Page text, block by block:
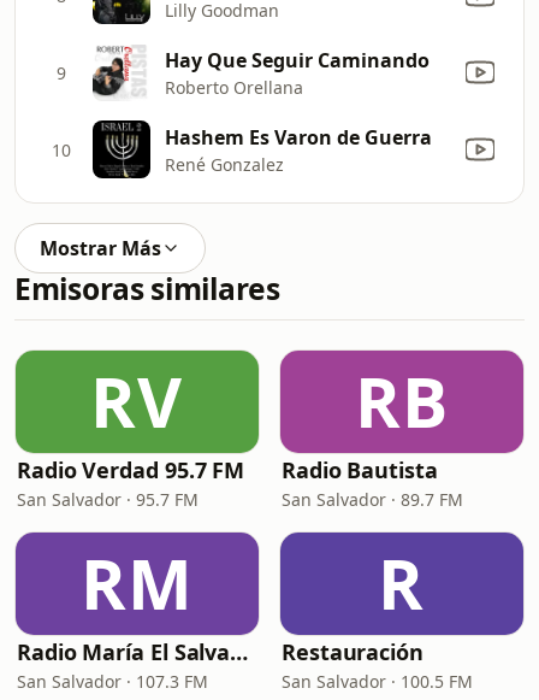
Lilly Goodman
9 Hay Que Seguir Caminando
Roberto Orellana
10 Hashem Es Varon de Guerra
René Gonzalez
Mostrar Más
Emisoras similares
RV
Radio Verdad 95.7 FM
San Salvador · 95.7 FM
RB
Radio Bautista
San Salvador · 89.7 FM
RM
Radio María El Salvador
San Salvador · 107.3 FM
R
Restauración
San Salvador · 100.5 FM